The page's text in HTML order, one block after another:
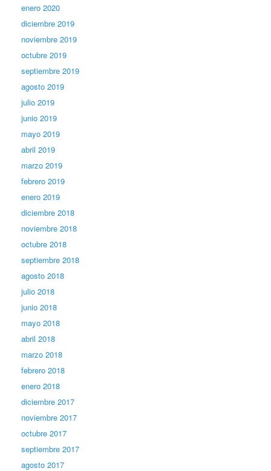
enero 2020
diciembre 2019
noviembre 2019
octubre 2019
septiembre 2019
agosto 2019
julio 2019
junio 2019
mayo 2019
abril 2019
marzo 2019
febrero 2019
enero 2019
diciembre 2018
noviembre 2018
octubre 2018
septiembre 2018
agosto 2018
julio 2018
junio 2018
mayo 2018
abril 2018
marzo 2018
febrero 2018
enero 2018
diciembre 2017
noviembre 2017
octubre 2017
septiembre 2017
agosto 2017